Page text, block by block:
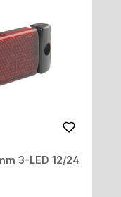
3-LED 12/24